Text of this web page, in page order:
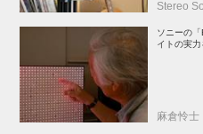
Stereo
ソニーの
イトの実
麻倉怜士